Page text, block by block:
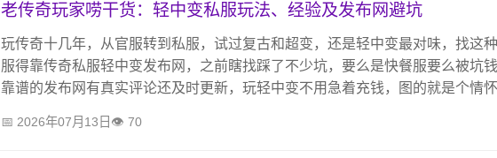
老传奇玩家唠干货：轻中变私服玩法、经验及发布网避坑
玩传奇十几年，从官服转到私服，试过复古和超变，还是轻中变最对味，找这
服得靠传奇私服轻中变发布网，之前瞎找踩了不少坑，要么是快餐服要么被坑钱
靠谱的发布网有真实评论还及时更新，玩轻中变不用急着充钱，图的就是个情
2026年07月13日 70